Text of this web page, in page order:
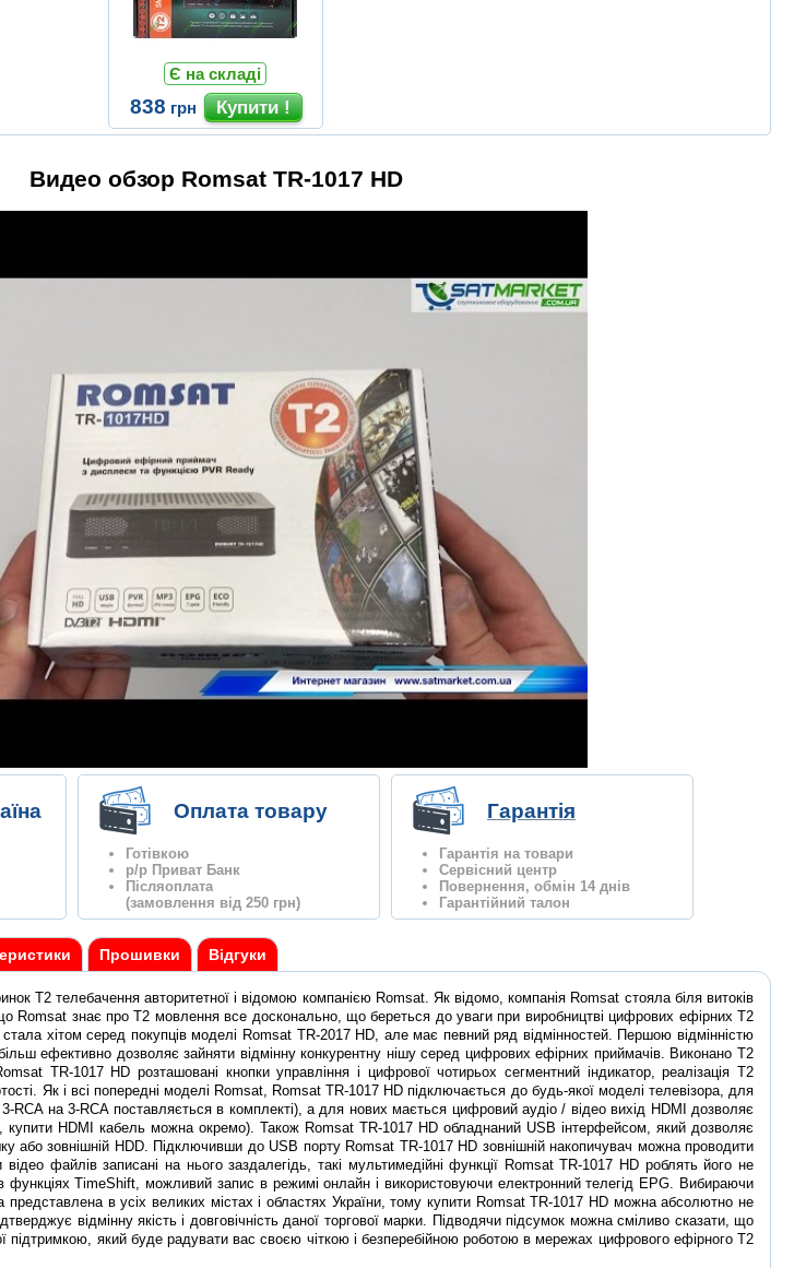
Є на складі
838 грн
Видео обзор Romsat TR-1017 HD
Оплата товару
Готівкою
р/р Приват Банк
Післяоплата
(замовлення від 250 грн)
Гарантія
Гарантія на товари
Сервісний центр
Повернення, обмін 14 днів
Гарантійний талон
Прошивки Відгуки
Т2 телебачення авторитетної і відомою компанією Romsat. Як відомо, компанія Romsat стояла біля витоків
Romsat знає про Т2 мовлення все досконально, що береться до уваги при виробництві цифрових ефірних Т2
хітом серед покупців моделі Romsat TR-2017 HD, але має певний ряд відмінностей. Першою відмінністю
ефективно дозволяє зайняти відмінну конкурентну нішу серед цифрових ефірних приймачів. Виконано Т2
TR-1017 HD розташовані кнопки управління і цифрової чотирьох сегментний індикатор, реалізація Т2
Як і всі попередні моделі Romsat, Romsat TR-1017 HD підключається до будь-якої моделі телевізора, для
на 3-RCA поставляється в комплекті), а для нових мається цифровий аудіо / відео вихід HDMI дозволяє
HDMI кабель можна окремо). Також Romsat TR-1017 HD обладнаний USB інтерфейсом, який дозволяє
або зовнішній HDD. Підключивши до USB порту Romsat TR-1017 HD зовнішній накопичувач можна проводити
файлів записані на нього заздалегідь, такі мультимедійні функції Romsat TR-1017 HD роблять його не
TimeShift, можливий запис в режимі онлайн і використовуючи електронний телегід EPG. Вибираючи
​​в усіх великих містах і областях України, тому купити Romsat TR-1017 HD можна абсолютно не
відмінну якість і довговічність даної торгової марки. Підводячи підсумок можна сміливо сказати, що
підтримкою, який буде радувати вас своєю чіткою і безперебійною роботою в мережах цифрового ефірного Т2